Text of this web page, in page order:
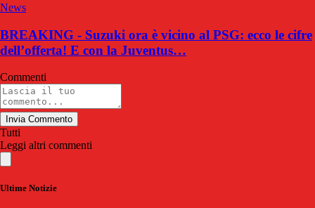
News
BREAKING - Suzuki ora è vicino al PSG: ecco le cifre
dell’offerta! E con la Juventus…
Commenti
Invia Commento
Tutti
Leggi altri commenti
Ultime Notizie